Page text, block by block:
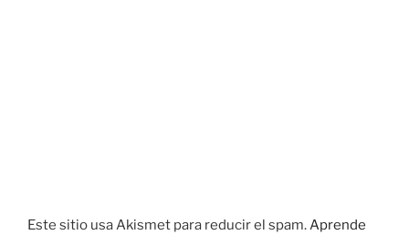
Este sitio usa Akismet para reducir el spam.Aprende